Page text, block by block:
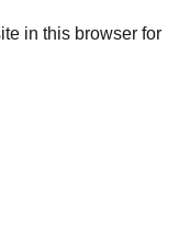
in this browser for